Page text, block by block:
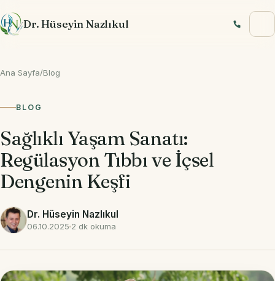
Dr. Hüseyin Nazlıkul
Ana Sayfa/Blog
BLOG
Sağlıklı Yaşam Sanatı:
Regülasyon Tıbbı ve İçsel
Dengenin Keşfi
Dr. Hüseyin Nazlıkul
06.10.2025 2 dk okuma